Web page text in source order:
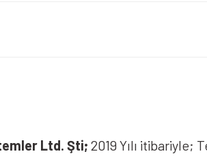
Ltd. Şti; 2019 Yılı itibariyle;